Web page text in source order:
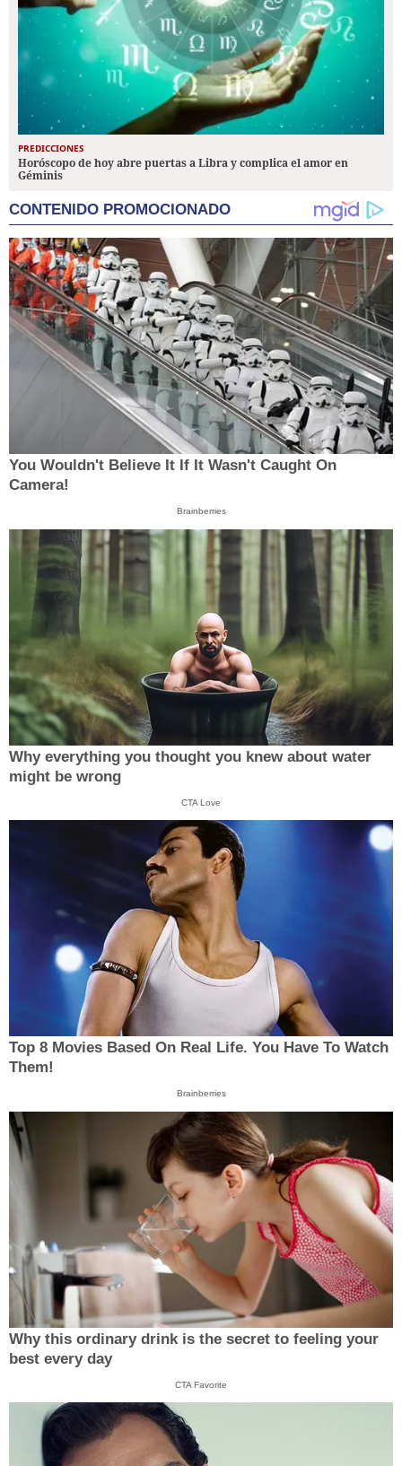
PREDICCIONES
Horóscopo de hoy abre puertas a Libra y complica el amor en
Géminis
CONTENIDO PROMOCIONADO
You Wouldn't Believe It If It Wasn't Caught On
Camera!
Brainberries
Why everything you thought you knew about water
might be wrong
CTA Love
Top 8 Movies Based On Real Life. You Have To Watch
Them!
Brainberries
Why this ordinary drink is the secret to feeling your
best every day
CTA Favorite